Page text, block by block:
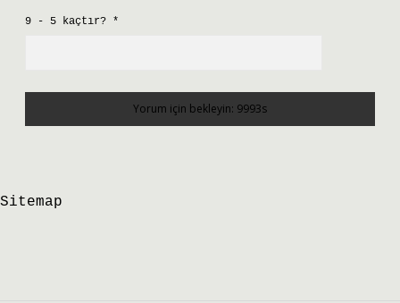
9 - 5 kaçtır? *
Sitemap